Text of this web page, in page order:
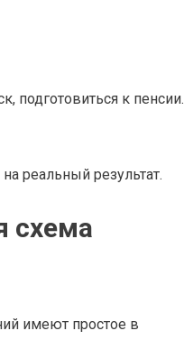
подготовиться к пенсии.
реальный результат.
схема
имеют простое в